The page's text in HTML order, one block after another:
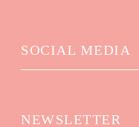
SOCIAL MEDIA
NEWSLETTER